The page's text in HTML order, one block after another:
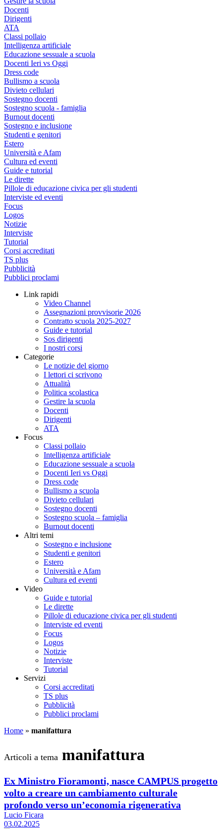
Docenti
Dirigenti
ATA
Classi pollaio
Intelligenza artificiale
Educazione sessuale a scuola
Docenti Ieri vs Oggi
Dress code
Bullismo a scuola
Divieto cellulari
Sostegno docenti
Sostegno scuola - famiglia
Burnout docenti
Sostegno e inclusione
Studenti e genitori
Estero
Università e Afam
Cultura ed eventi
Guide e tutorial
Le dirette
Pillole di educazione civica per gli studenti
Interviste ed eventi
Focus
Logos
Notizie
Interviste
Tutorial
Corsi accreditati
TS plus
Pubblicità
Pubblici proclami
Link rapidi
Video Channel
Assegnazioni provvisorie 2026
Contratto scuola 2025-2027
Guide e tutorial
Sos dirigenti
I nostri corsi
Categorie
Le notizie del giorno
I lettori ci scrivono
Attualità
Politica scolastica
Gestire la scuola
Docenti
Dirigenti
ATA
Focus
Classi pollaio
Intelligenza artificiale
Educazione sessuale a scuola
Docenti Ieri vs Oggi
Dress code
Bullismo a scuola
Divieto cellulari
Sostegno docenti
Sostegno scuola – famiglia
Burnout docenti
Altri temi
Sostegno e inclusione
Studenti e genitori
Estero
Università e Afam
Cultura ed eventi
Video
Guide e tutorial
Le dirette
Pillole di educazione civica per gli studenti
Interviste ed eventi
Focus
Logos
Notizie
Interviste
Tutorial
Servizi
Corsi accreditati
TS plus
Pubblicità
Pubblici proclami
Home » manifattura
Articoli a tema manifattura
Ex Ministro Fioramonti, nasce CAMPUS progetto
volto a creare un cambiamento culturale
profondo verso un’economia rigenerativa
Lucio Ficara
03.02.2025